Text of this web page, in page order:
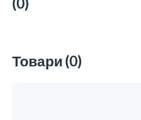
Товари (0)